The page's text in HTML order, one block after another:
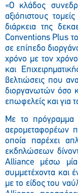
«Ο κλάδος
αξιόπιστους
διάρκεια της
Conventions Plus
σε επίπεδο
χρόνο με τον
και
βελτιώσεις που
διοργανωτών όσο
επωφελείς και για
Με το πρόγραμμα
αερομεταφορέων
οποία παρέχει
εκδηλώσεων
Alliance μέσω
συμμετέχοντα και
με το είδος του